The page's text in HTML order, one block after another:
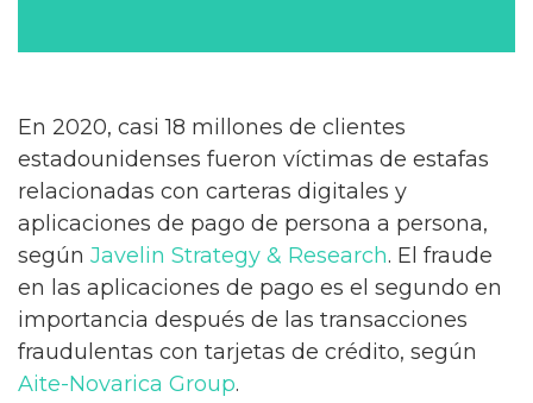
En 2020, casi 18 millones de clientes
estadounidenses fueron víctimas de estafas
relacionadas con carteras digitales y
aplicaciones de pago de persona a persona,
según Javelin Strategy & Research. El fraude
en las aplicaciones de pago es el segundo en
importancia después de las transacciones
fraudulentas con tarjetas de crédito, según
Aite-Novarica Group.